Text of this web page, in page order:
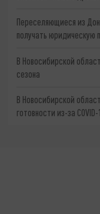
Переселяющиеся из
получать юридическую
В Новосибирской
сезона
В Новосибирской
готовности из-за COVID-